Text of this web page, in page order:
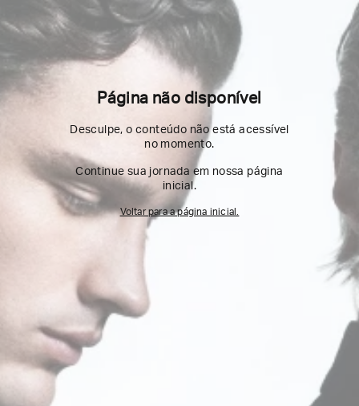
Página não disponível
Desculpe, o conteúdo não está acessível
no momento.
Continue sua jornada em nossa página
inicial.
Voltar para a página inicial.